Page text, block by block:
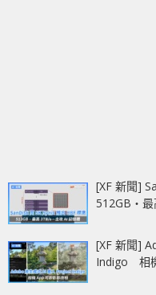
[XF 新聞]
512GB‧最
[XF 新聞]
Indigo 相